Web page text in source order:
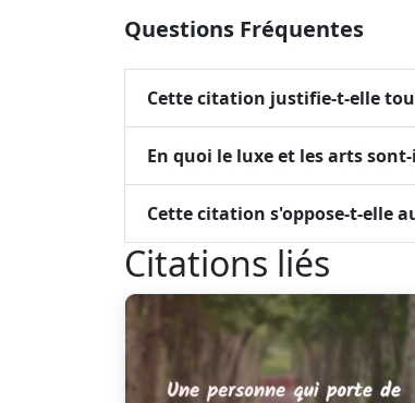
Questions Fréquentes
Cette citation justifie-t-elle
En quoi le luxe et les arts
Cette citation s'oppose-t-elle
Citations liés